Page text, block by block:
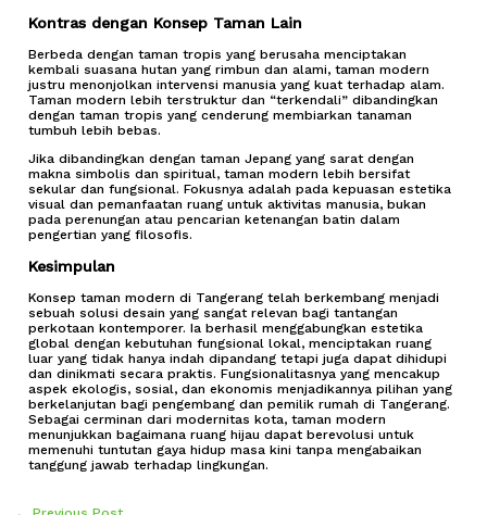
Kontras dengan Konsep Taman Lain
Berbeda dengan taman tropis yang berusaha menciptakan
kembali suasana hutan yang rimbun dan alami, taman modern
justru menonjolkan intervensi manusia yang kuat terhadap alam.
Taman modern lebih terstruktur dan “terkendali” dibandingkan
dengan taman tropis yang cenderung membiarkan tanaman
tumbuh lebih bebas.
Jika dibandingkan dengan taman Jepang yang sarat dengan
makna simbolis dan spiritual, taman modern lebih bersifat
sekular dan fungsional. Fokusnya adalah pada kepuasan estetika
visual dan pemanfaatan ruang untuk aktivitas manusia, bukan
pada perenungan atau pencarian ketenangan batin dalam
pengertian yang filosofis.
Kesimpulan
Konsep taman modern di Tangerang telah berkembang menjadi
sebuah solusi desain yang sangat relevan bagi tantangan
perkotaan kontemporer. Ia berhasil menggabungkan estetika
global dengan kebutuhan fungsional lokal, menciptakan ruang
luar yang tidak hanya indah dipandang tetapi juga dapat dihidupi
dan dinikmati secara praktis. Fungsionalitasnya yang mencakup
aspek ekologis, sosial, dan ekonomis menjadikannya pilihan yang
berkelanjutan bagi pengembang dan pemilik rumah di Tangerang.
Sebagai cerminan dari modernitas kota, taman modern
menunjukkan bagaimana ruang hijau dapat berevolusi untuk
memenuhi tuntutan gaya hidup masa kini tanpa mengabaikan
tanggung jawab terhadap lingkungan.